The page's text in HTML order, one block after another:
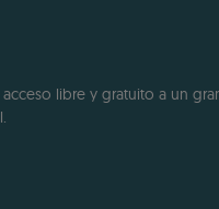
libre y gratuito a un